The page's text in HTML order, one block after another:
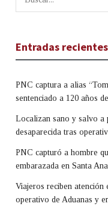
Entradas recientes
PNC captura a alias
sentenciado a 120 años
Localizan sano y salvo a
desaparecida tras
PNC capturó a hombre
embarazada en Santa Ana
Viajeros reciben
operativo de Aduanas y